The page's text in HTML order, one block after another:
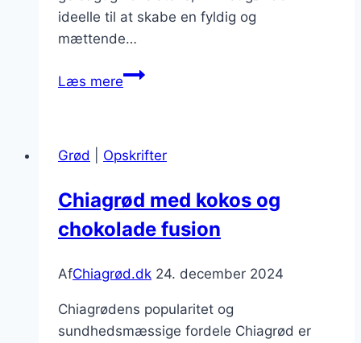
ideelle til at skabe en fyldig og
mættende…
Læs mereChiagrød
topping
Grød Opskrifter
Chiagrød med kokos og
chokolade fusion
AfChiagrød.dk 24. december 2024
Chiagrødens popularitet og
sundhedsmæssige fordele Chiagrød er